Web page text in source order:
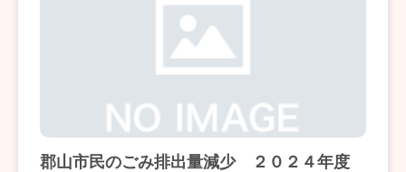
郡山市民のごみ排出量減少 ２０２４年度